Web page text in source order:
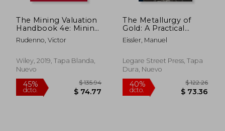
The Mining Valuation
Handbook 4e: Mining
and Energy Valuation
for Investors and
Inglés)
Rudenno, Victor
Wiley, 2019, Tapa Blanda,
Nuevo
The Metallurgy of
Gold: A Practical
Treatise On the
Metallurgical
Bearing Ores
Including the
Refining (en Inglés)
Eissler, Manuel
Legare Street Press, Tapa
Dura, Nuevo